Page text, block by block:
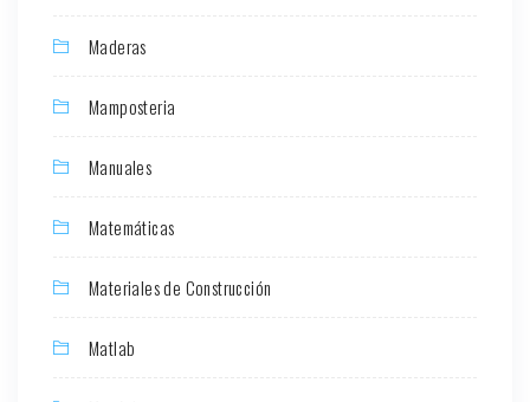
Maderas
Mamposteria
Manuales
Matemáticas
Materiales de Construcción
Matlab